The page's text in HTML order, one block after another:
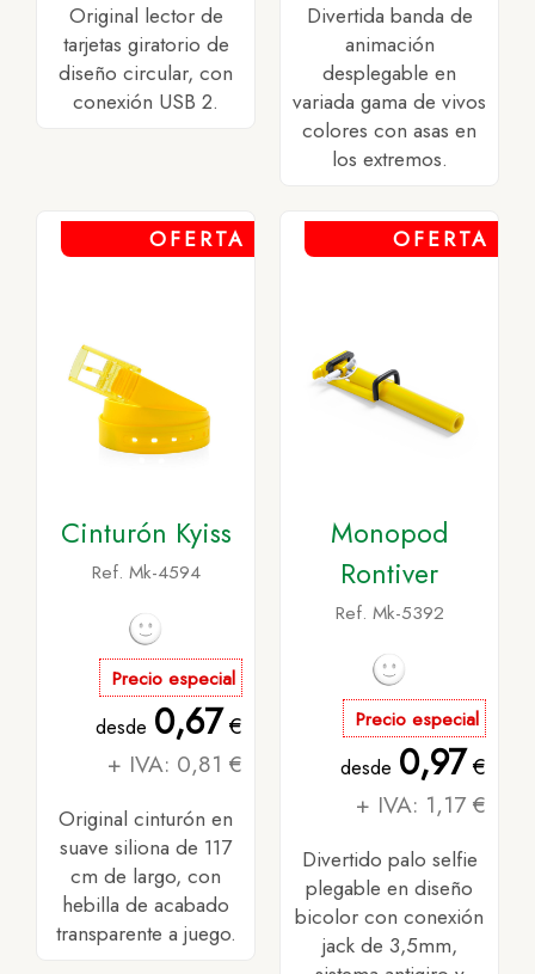
Original lector de
tarjetas giratorio de
diseño circular, con
conexión USB 2.
Divertida banda de
animación
desplegable en
variada gama de vivos
colores con asas en
los extremos.
OFERTA
Cinturón Kyiss
Ref. Mk-4594
Precio especial
desde 0,67 €
+ IVA: 0,81 €
Original cinturón en
suave siliona de 117
cm de largo, con
hebilla de acabado
transparente a juego.
OFERTA
Monopod
Rontiver
Ref. Mk-5392
Precio especial
desde 0,97 €
+ IVA: 1,17 €
Divertido palo selfie
plegable en diseño
bicolor con conexión
jack de 3,5mm,